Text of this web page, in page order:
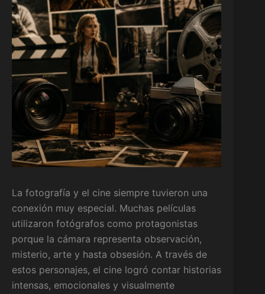
La fotografía y el cine siempre tuvieron una
conexión muy especial. Muchas películas
utilizaron fotógrafos como protagonistas
porque la cámara representa observación,
misterio, arte y hasta obsesión. A través de
estos personajes, el cine logró contar historias
intensas, emocionales y visualmente